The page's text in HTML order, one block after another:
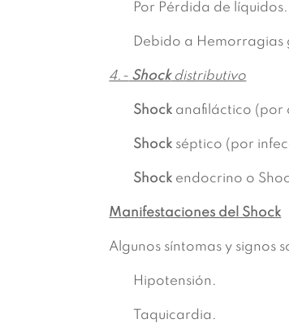
Por Pérdida de líquidos.
Debido a Hemorragias
4.- Shockdistributivo
Shock anafiláctico (por
Shock séptico (por
Shock endocrino o
Manifestaciones del Shock
Algunos síntomas y signos
Hipotensión.
Taquicardia.